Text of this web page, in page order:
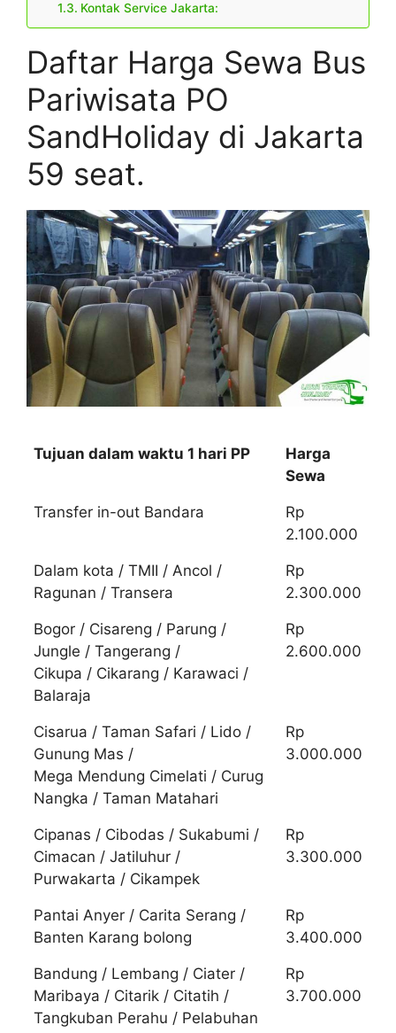
Kontak Service Jakarta:
Daftar Harga Sewa Bus
Pariwisata PO
SandHoliday di Jakarta
59 seat.
Tujuan dalam waktu 1 hari PP
Harga
Sewa
Transfer in-out Bandara
Rp
2.100.000
Dalam kota / TMII / Ancol /
Ragunan / Transera
Rp
2.300.000
Bogor / Cisareng / Parung /
Jungle / Tangerang /
Cikupa / Cikarang / Karawaci /
Balaraja
Rp
2.600.000
Cisarua / Taman Safari / Lido /
Gunung Mas /
Mega Mendung Cimelati / Curug
Nangka / Taman Matahari
Rp
3.000.000
Cipanas / Cibodas / Sukabumi /
Cimacan / Jatiluhur /
Purwakarta / Cikampek
Rp
3.300.000
Pantai Anyer / Carita Serang /
Banten Karang bolong
Rp
3.400.000
Bandung / Lembang / Ciater /
Maribaya / Citarik / Citatih /
Tangkuban Perahu / Pelabuhan
Rp
3.700.000